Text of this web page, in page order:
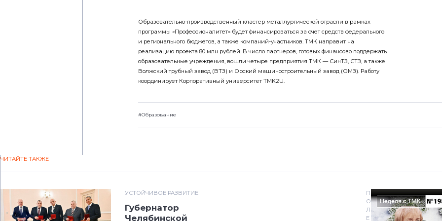
Образовательно-производственный кластер металлургической отрасли в рамках
программы «Профессионалитет» будет финансироваться за счет средств федерального
и регионального бюджетов, а также компаний-участников. ТМК направит на
реализацию проекта 80 млн рублей. В число партнеров, готовых финансово поддержать
образовательные учреждения, вошли четыре предприятия ТМК — СинТЗ, СТЗ, а также
Волжский трубный завод (ВТЗ) и Орский машиностроительный завод (ОМЗ). Работу
координирует Корпоративный университет TMK2U.
#Образование
ЧИТАЙТЕ ТАКЖЕ
УСТОЙЧИВОЕ РАЗВИТИЕ
Губернатор
Челябинской
П
О
Л
Е